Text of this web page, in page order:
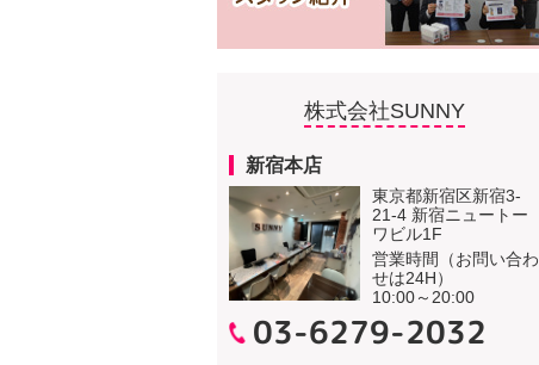
株式会社SUNNY
新宿本店
東京都新宿区新宿3-
21-4 新宿ニュートー
ワビル1F
営業時間（お問い合わ
せは24H）
10:00～20:00
03-6279-2032